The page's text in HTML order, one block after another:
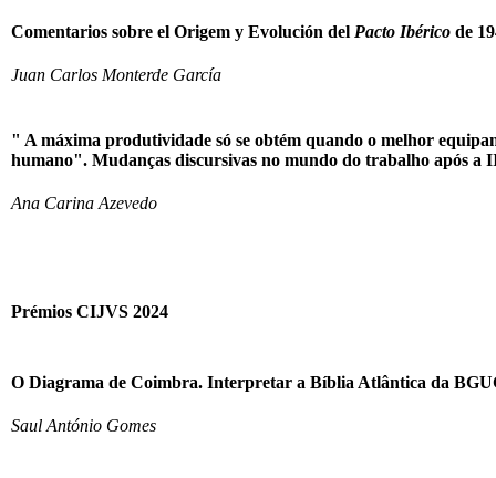
Comentarios sobre el Origem y Evolución del Pacto Ibérico de
Juan Carlos Monterde García
" A máxima produtividade só se obtém quando o melhor
humano". Mudanças discursivas no mundo do trabalho após
Ana Carina Azevedo
Prémios CIJVS 2024
O Diagrama de Coimbra. Interpretar a Bíblia Atlântica da
Saul António Gomes